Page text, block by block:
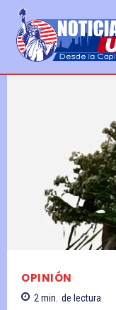
OPINIÓN
2 min. de lectura